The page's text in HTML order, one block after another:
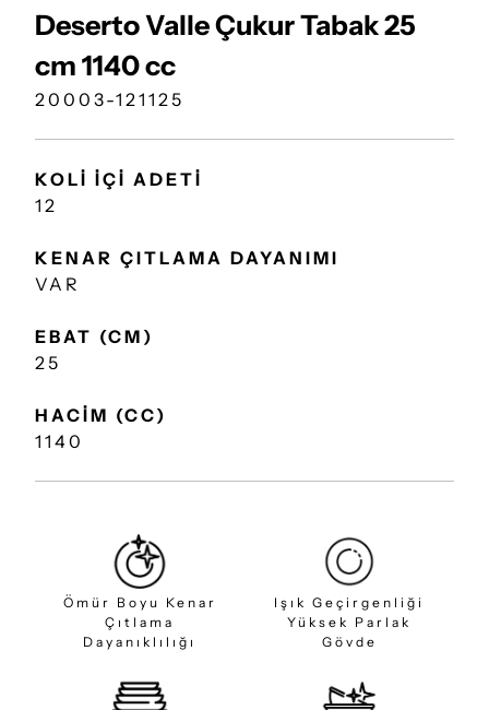
Deserto Valle Çukur Tabak 25
cm 1140 cc
20003-121125
KOLİ İÇİ ADETİ
12
KENAR ÇITLAMA DAYANIMI
VAR
EBAT (CM)
25
HACİM (CC)
1140
Ömür Boyu Kenar
Çıtlama
Dayanıklılığı
Işık Geçirgenliği
Yüksek Parlak
Gövde